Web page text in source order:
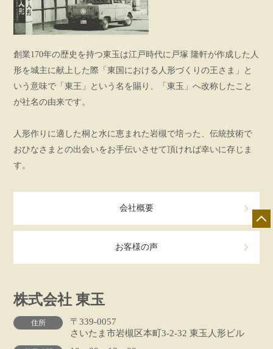
創業170年の歴史を持つ東玉は江戸時代に戸塚 隆軒が作成した人
形を城主に献上した際「東国における人形づくりの王さま」と
いう意味で「東王」という名を賜り、「東玉」へ改称したこと
が社名の由来です。
人形作りに適した桐と水に恵まれた岩槻で培った、伝統技術で
おひなさまとの出会いをお手伝いさせて頂ければ幸いに存じま
す。
会社概要
お客様の声
株式会社 東玉
住所
〒339-0057
さいたま市岩槻区本町3-2-32 東玉人形ビル
店舗一覧 展示会情報 カタログ請求